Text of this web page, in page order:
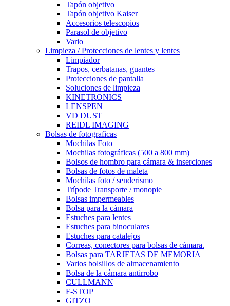
Tapón objetivo
Tapón objetivo Kaiser
Accesorios telescopios
Parasol de objetivo
Vario
Limpieza / Protecciones de lentes y lentes
Limpiador
Trapos, cerbatanas, guantes
Protecciones de pantalla
Soluciones de limpieza
KINETRONICS
LENSPEN
VD DUST
REIDL IMAGING
Bolsas de fotograficas
Mochilas Foto
Mochilas fotográficas (500 a 800 mm)
Bolsos de hombro para cámara & inserciones
Bolsas de fotos de maleta
Mochilas foto / senderismo
Trípode Transporte / monopie
Bolsas impermeables
Bolsa para la cámara
Estuches para lentes
Estuches para binoculares
Estuches para catalejos
Correas, conectores para bolsas de cámara.
Bolsas para TARJETAS DE MEMORIA
Varios bolsillos de almacenamiento
Bolsa de la cámara antirrobo
CULLMANN
F-STOP
GITZO